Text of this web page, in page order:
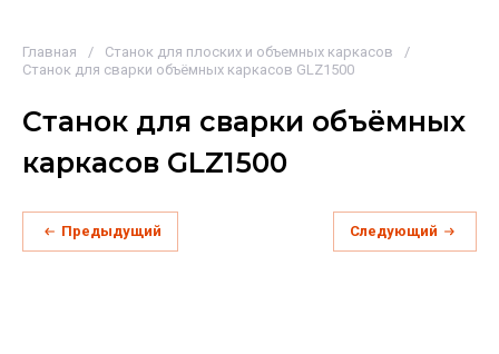
Главная / Станок для плоских и объемных каркасов
/
Станок для сварки объёмных каркасов GLZ1500
Станок для сварки объёмных
каркасов GLZ1500
Предыдущий Следующий